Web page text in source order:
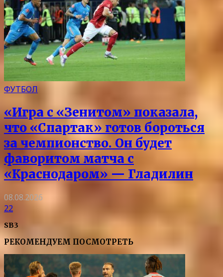
ФУТБОЛ
«Игра с «Зенитом» показала,
что «Спартак» готов бороться
за чемпионство. Он будет
фаворитом матча с
«Краснодаром» — Гладилин
08.08.2026
22
SB3
РЕКОМЕНДУЕМ ПОСМОТРЕТЬ